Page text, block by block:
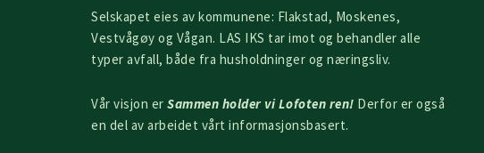
Selskapet eies av kommunene: Flakstad, Moskenes,
Vestvågøy og Vågan. LAS IKS tar imot og behandler alle
typer avfall, både fra husholdninger og næringsliv.
Vår visjon er Sammen holder vi Lofoten ren! Derfor er også
en del av arbeidet vårt informasjonsbasert.